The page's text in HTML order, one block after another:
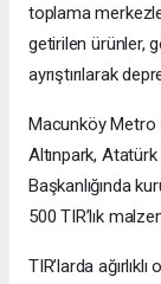
toplama
getirilen ürünler,
ayrıştırılarak
Macunköy Metro
Altınpark,
Başkanlığında
500 TIR’lık
TIR’larda